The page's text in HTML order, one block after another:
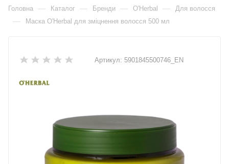
Головна — Каталог — Бренди — O'Herbal — Для волосся
— Маска O'Herbal для зміцнення волосся 500 мл
Артикул: 5901845500746_EN